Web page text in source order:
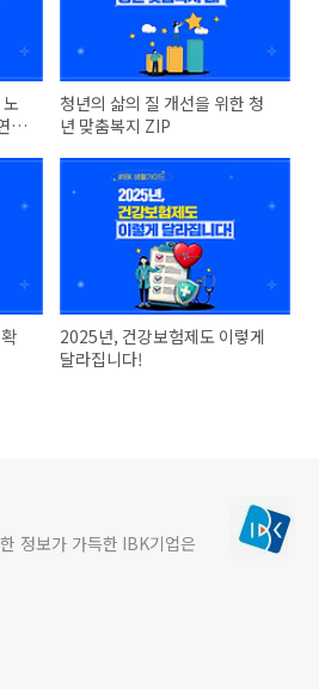
령
청년의 삶의 질 개선을 위한 청
년 맞춤복지 ZIP
2025년, 건강보험제도 이렇게
달라집니다!
정보가 가득한 IBK기업은